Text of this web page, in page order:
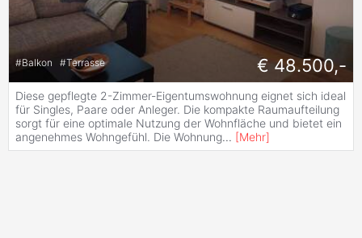
#Balkon #Terrasse € 48.500,-
Diese gepflegte 2-Zimmer-Eigentumswohnung eignet sich ideal
für Singles, Paare oder Anleger. Die kompakte Raumaufteilung
sorgt für eine optimale Nutzung der Wohnfläche und bietet ein
angenehmes Wohngefühl. Die Wohnung... [Mehr]